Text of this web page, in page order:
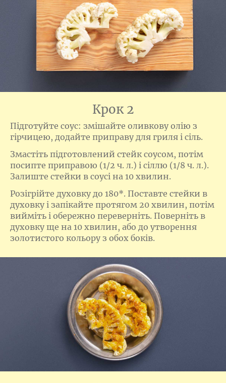
Крок 2
Підготуйте соус: змішайте оливкову олію з
гірчицею, додайте приправу для гриля і сіль.
Змастіть підготовлений стейк соусом, потім
посипте приправою (1/2 ч. л.) і сіллю (1/8 ч. л.).
Залиште стейки в соусі на 10 хвилин.
Розігрійте духовку до 180*. Поставте стейки в
духовку і запікайте протягом 20 хвилин, потім
вийміть і обережно переверніть. Поверніть в
духовку ще на 10 хвилин, або до утворення
золотистого кольору з обох боків.